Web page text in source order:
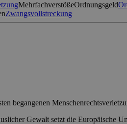
MehrfachverstößeOrdnungsgeld
Zwangsvollstreckung
begangenen
Gewalt setzt die Europäische